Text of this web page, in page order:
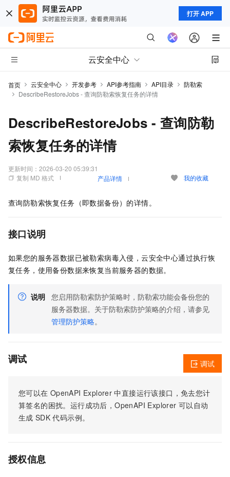
打开 APP
云安全中心
首页 云安全中心 开发参考 API参考指南 API目录
防勒索
DescribeRestoreJobs - 查询防勒索恢复任务的详情
DescribeRestoreJobs - 查询防勒
索恢复任务的详情
更新时间： 2026-03-20 05:39:31
复制 MD 格式
产品详情 我的收藏
查询防勒索恢复任务（即数据备份）的详情。
接口说明
如果您的服务器数据已被勒索病毒入侵，云安全中心通过执行恢
复任务，使用备份数据来恢复当前服务器的数据。
说明 您启用防勒索防护策略时，防勒索功能会备份您的
服务器数据。关于防勒索防护策略的介绍，请参见
管理防护策略。
调试
您可以在 OpenAPI Explorer 中直接运行该接口，免去您计
算签名的困扰。运行成功后，OpenAPI Explorer 可以自动
生成 SDK 代码示例。
调试
授权信息